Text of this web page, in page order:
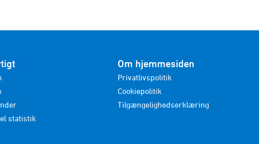
statistik
Om hjemmesiden
Privatlivspolitik
Cookiepolitik
Tilgængelighedserklæring